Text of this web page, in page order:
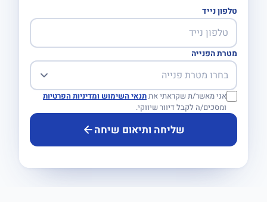
טלפון נייד
מטרת הפנייה
אני מאשר/ת שקראתי אתתנאי השימוש ומדיניות הפרטיות
ומסכים/ה לקבל דיוור שיווקי.
שליחה ותיאום שיחה